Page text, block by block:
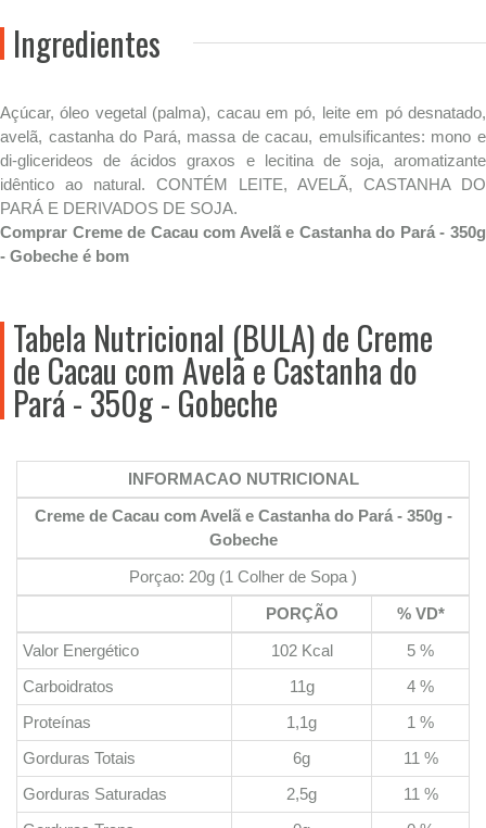
Ingredientes
Açúcar, óleo vegetal (palma), cacau em pó, leite em pó desnatado,
avelã, castanha do Pará, massa de cacau, emulsificantes: mono e
di-glicerideos de ácidos graxos e lecitina de soja, aromatizante
idêntico ao natural. CONTÉM LEITE, AVELÃ, CASTANHA DO
PARÁ E DERIVADOS DE SOJA.
Comprar Creme de Cacau com Avelã e Castanha do Pará - 350g
- Gobeche é bom
Tabela Nutricional (BULA) de Creme
de Cacau com Avelã e Castanha do
Pará - 350g - Gobeche
INFORMACAO NUTRICIONAL
Creme de Cacau com Avelã e Castanha do Pará - 350g -
Gobeche
Porçao: 20g (1 Colher de Sopa )
PORÇÃO
% VD*
Valor Energético
102 Kcal
5 %
Carboidratos
11g
4 %
Proteínas
1,1g
1 %
Gorduras Totais
6g
11 %
Gorduras Saturadas
2,5g
11 %